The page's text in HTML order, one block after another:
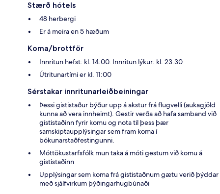
Stærð hótels
48 herbergi
Er á meira en 5 hæðum
Koma/brottför
Innritun hefst: kl. 14:00. Innritun lýkur: kl. 23:30
Útritunartími er kl. 11:00
Sérstakar innritunarleiðbeiningar
Þessi gististaður býður upp á akstur frá flugvelli (aukagjöld
kunna að vera innheimt). Gestir verða að hafa samband við
gististaðinn fyrir komu og nota til þess þær
samskiptaupplýsingar sem fram koma í
bókunarstaðfestingunni.
Móttökustarfsfólk mun taka á móti gestum við komu á
gististaðinn
Upplýsingar sem koma frá gististaðnum gætu verið þýddar
með sjálfvirkum þýðingarhugbúnaði